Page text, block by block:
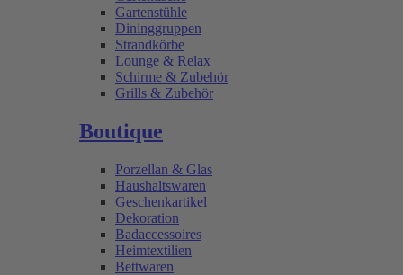
Gartenstühle
Dininggruppen
Strandkörbe
Lounge & Relax
Schirme & Zubehör
Grills & Zubehör
Boutique
Porzellan & Glas
Haushaltswaren
Geschenkartikel
Dekoration
Badaccessoires
Heimtextilien
Bettwaren